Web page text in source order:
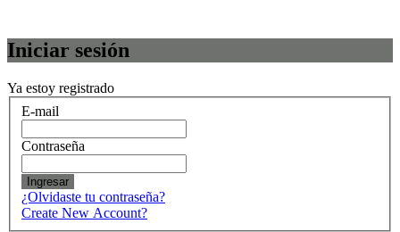
Iniciar sesión
Ya estoy registrado
E-mail
Contraseña
Ingresar
¿Olvidaste tu contraseña?
Create New Account?